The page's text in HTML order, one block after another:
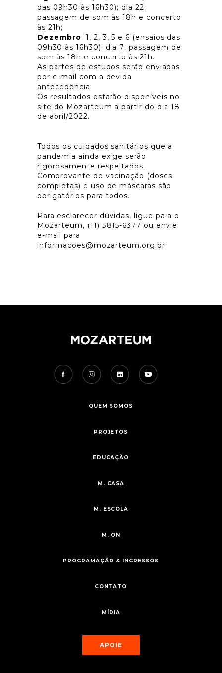
das 09h30 às 16h30); dia 22:
passagem de som às 18h e concerto
às 21h;
Dezembro: 1, 2, 3, 5 e 6 (ensaios das
09h30 às 16h30); dia 7: passagem de
som às 18h e concerto às 21h.
As partes de estudos serão enviadas
por e-mail com a devida
antecedência.
Os resultados estarão disponíveis no
site do Mozarteum a partir do dia 18
de abril/2022.
Todos os cuidados sanitários que a
pandemia ainda exige serão
rigorosamente respeitados.
Comprovante de vacinação (doses
completas) e uso de máscaras são
obrigatórios para todos.
Para esclarecer dúvidas, ligue para o
Mozarteum, (11) 3815-6377 ou envie
e-mail para
informacoes@mozarteum.org.br
QUEM SOMOS
PROJETOS
EDUCAÇÃO
M. CASA
M. ESCOLA
M. ON
PROGRAMAÇÃO & INGRESSOS
CONTATO
MÍDIA
APOIE